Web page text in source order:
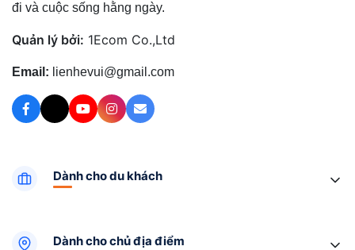
đi và cuộc sống hằng ngày.
Quản lý bởi: 1Ecom Co.,Ltd
Email: lienhevui@gmail.com
Dành cho du khách
Dành cho chủ địa điểm